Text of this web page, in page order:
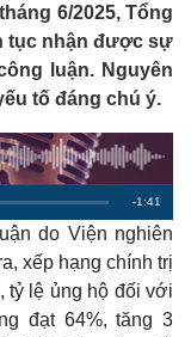
6/2025, Tổng
tục nhận được sự
luận. Nguyên
tố đáng chú ý.
R
e
-1:41
do Viện nghiên
xếp hạng chính trị
tỷ lệ ủng hộ đối với
đạt 64%, tăng 3